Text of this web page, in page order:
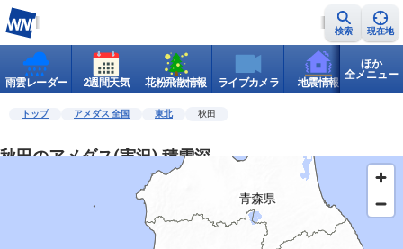
検索 現在地
雨雲レーダー 2週間天気 花粉飛散情報 ライブカメラ 地震情報 世界天
ほか
全メニュー
トップ アメダス 全国 東北 秋田
秋田のアメダス(実況) 積雪深